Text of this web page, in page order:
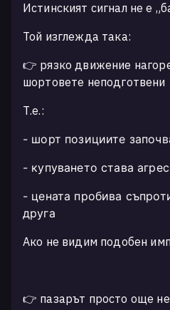
Истинският сигнал не е
Той изглежда така:
👉 рязко движение
шортовете неподготвени
Т.е.:
- шорт позициите
- купуването става
- цената пробива
друга
Ако не видим подобен
👉 пазарът просто още не